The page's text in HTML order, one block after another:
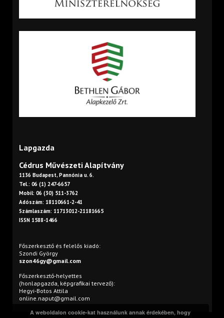
Lapgazda
Cédrus Művészeti Alapítvány
1136 Budapest, Pannónia u. 6.
Tel.: 06 (1) 247-6657
Mobil: 06 (30) 511-3762
Adószám: 18110661-2-41
Számlaszám: 11713012-21181665
ISSN 1588-1466
Főszerkesztő és felelős kiadó:
Szondi György
szon46gy@gmail.com
Főszerkesztő-helyettes
(honlapgazda, képgrafikai tervező):
Hegyi-Botos Attila
online.naput@gmail.com
A weboldalon cookie-kat használunk annak érdekében, hogy